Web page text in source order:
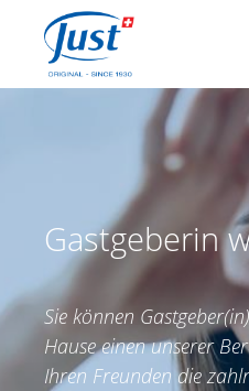
Gastgeberin
Sie können
Hause einen unserer
Ihren Freunden die